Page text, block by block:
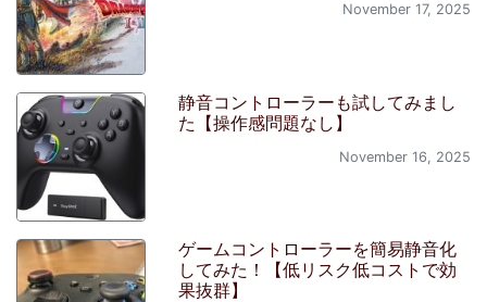
November 17, 2025
静音コントローラーも試してみまし
た【操作感問題なし】
November 16, 2025
ゲームコントローラーを簡易静音化
してみた！【低リスク低コストで効
果抜群】